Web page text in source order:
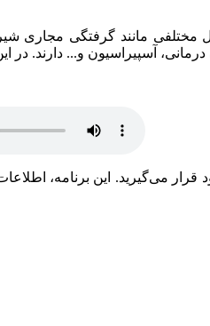
مختلفی مانند گرفتگی مجاری
قرار می‌گیرید. این برنامه،